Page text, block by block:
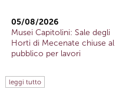
05/08/2026
Musei Capitolini: Sale degli
Horti di Mecenate chiuse al
pubblico per lavori
leggi tutto